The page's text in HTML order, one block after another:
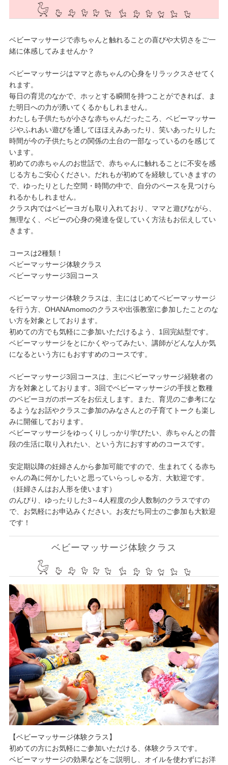
ベビーマッサージで赤ちゃんと触れることの喜びや大切さをご一
緒に体感してみませんか？
ベビーマッサージはママと赤ちゃんの心身をリラックスさせてく
れます。
毎日の育児のなかで、ホッとする瞬間を持つことができれば、ま
た明日への力が湧いてくるかもしれません。
わたしも子供たちが小さな赤ちゃんだったころ、ベビーマッサー
ジやふれあい遊びを通してほほえみあったり、笑いあったりした
時間が今の子供たちとの関係の土台の一部なっているのを感じて
います。
初めての赤ちゃんのお世話で、赤ちゃんに触れることに不安を感
じる方もご安心ください。だれもが初めてを経験していきますの
で、ゆったりとした空間・時間の中で、自分のペースを見つけら
れるかもしれません。
クラス内ではベビーヨガも取り入れており、ママと遊びながら、
無理なく、ベビーの心身の発達を促していく方法もお伝えしてい
きます。
コースは2種類！
ベビーマッサージ体験クラス
ベビーマッサージ3回コース
ベビーマッサージ体験クラスは、主にはじめてベビーマッサージ
を行う方、OHANAmomoのクラスや出張教室に参加したことのな
い方を対象としております。
初めての方でも気軽にご参加いただけるよう、1回完結型です。
ベビーマッサージをとにかくやってみたい、講師がどんな人か気
になるという方にもおすすめのコースです。
ベビーマッサージ3回コースは、主にベビーマッサージ経験者の
方を対象としております。3回でベビーマッサージの手技と数種
のベビーヨガのポーズをお伝えします。また、育児のご参考にな
るようなお話やクラスご参加のみなさんとの子育てトークも楽し
みに開催しております。
ベビーマッサージをゆっくりしっかり学びたい、赤ちゃんとの普
段の生活に取り入れたい、という方におすすめのコースです。
安定期以降の妊婦さんから参加可能ですので、生まれてくる赤ち
ゃんの為に何かしたいと思っていらっしゃる方、大歓迎です。
（妊婦さんはお人形を使います）
のんびり、ゆったりした3～4人程度の少人数制のクラスですの
で、お気軽にお申込みください。お友だち同士のご参加も大歓迎
です！
ベビーマッサージ体験クラス
【ベビーマッサージ体験クラス】
初めての方にお気軽にご参加いただける、体験クラスです。
ベビーマッサージの効果などをご説明し、オイルを使わずにお洋